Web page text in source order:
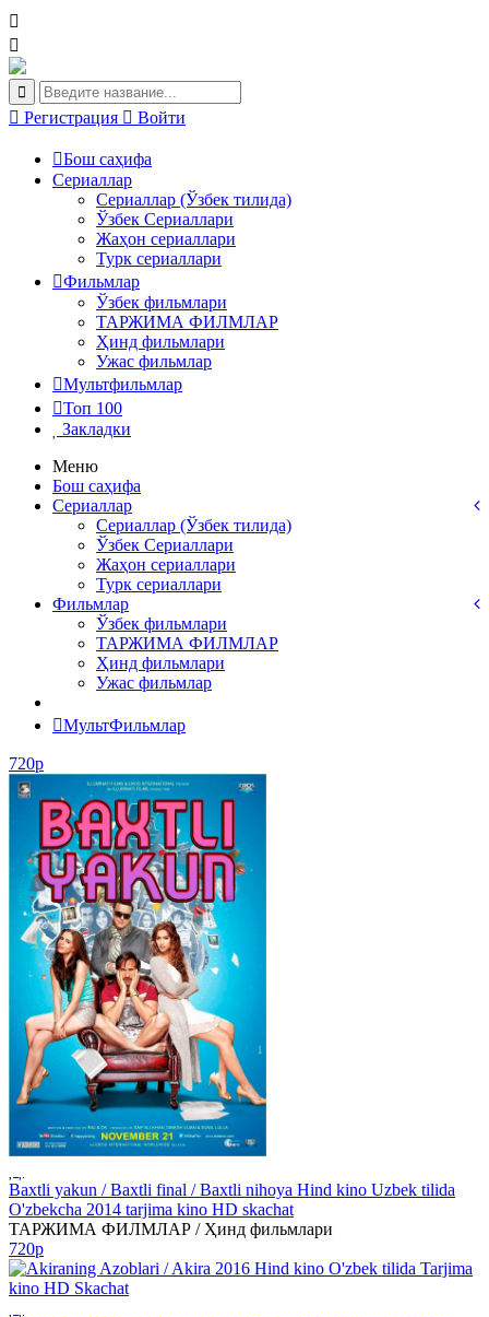
Регистрация Войти
Бош саҳифа
Сериаллар
Сериаллар (Ўзбек тилида)
Ўзбек Сериаллари
Жаҳон сериаллари
Турк сериаллари
Фильмлар
Ўзбек фильмлари
ТАРЖИМА ФИЛМЛАР
Ҳинд фильмлари
Ужас фильмлар
Мультфильмлар
Топ 100
Закладки
Меню
Бош саҳифа
Сериаллар
Сериаллар (Ўзбек тилида)
Ўзбек Сериаллари
Жаҳон сериаллари
Турк сериаллари
Фильмлар
Ўзбек фильмлари
ТАРЖИМА ФИЛМЛАР
Ҳинд фильмлари
Ужас фильмлар
МультФильмлар
720p
Baxtli yakun / Baxtli final / Baxtli nihoya Hind kino Uzbek tilida
O'zbekcha 2014 tarjima kino HD skachat
ТАРЖИМА ФИЛМЛАР / Ҳинд фильмлари
720p